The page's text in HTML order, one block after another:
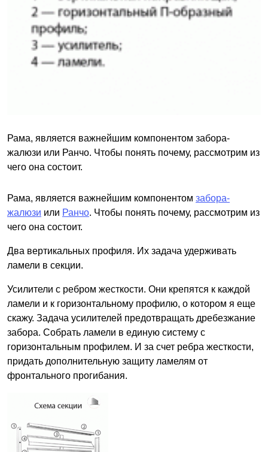
Рама, является важнейшим компонентом забора-
жалюзи или Ранчо. Чтобы понять почему, рассмотрим из
чего она состоит.
Рама, является важнейшим компонентом забора-
жалюзи или Ранчо. Чтобы понять почему, рассмотрим из
чего она состоит.
Два вертикальных профиля. Их задача удерживать
ламели в секции.
Усилители с ребром жесткости. Они крепятся к каждой
ламели и к горизонтальному профилю, о котором я еще
скажу. Задача усилителей предотвращать дребезжание
забора. Собрать ламели в единую систему с
горизонтальным профилем. И за счет ребра жесткости,
придать дополнительную защиту ламелям от
фронтального прогибания.